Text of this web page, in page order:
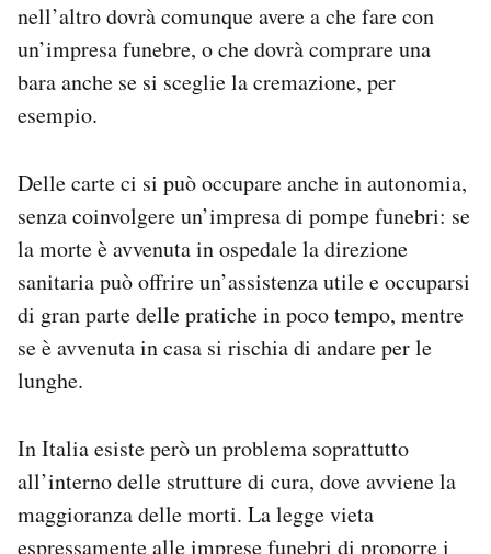
nell’altro dovrà comunque avere a che fare con
un’impresa funebre, o che dovrà comprare una
bara anche se si sceglie la cremazione, per
esempio.
Delle carte ci si può occupare anche in autonomia,
senza coinvolgere un’impresa di pompe funebri: se
la morte è avvenuta in ospedale la direzione
sanitaria può offrire un’assistenza utile e occuparsi
di gran parte delle pratiche in poco tempo, mentre
se è avvenuta in casa si rischia di andare per le
lunghe.
In Italia esiste però un problema soprattutto
all’interno delle strutture di cura, dove avviene la
maggioranza delle morti. La legge vieta
espressamente alle imprese funebri di proporre i